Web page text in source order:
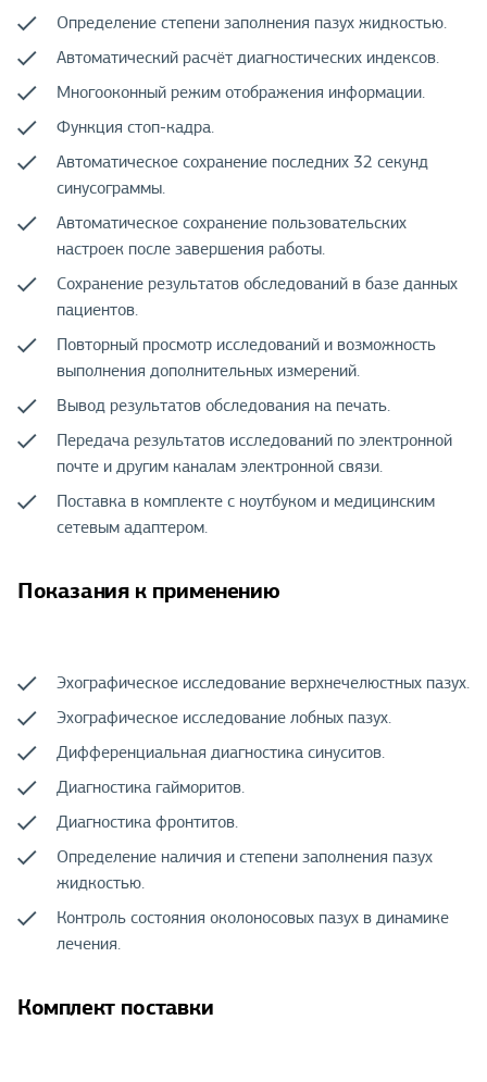
Определение степени заполнения пазух жидкостью.
Автоматический расчёт диагностических индексов.
Многооконный режим отображения информации.
Функция стоп-кадра.
Автоматическое сохранение последних 32 секунд
синусограммы.
Автоматическое сохранение пользовательских
настроек после завершения работы.
Сохранение результатов обследований в базе данных
пациентов.
Повторный просмотр исследований и возможность
выполнения дополнительных измерений.
Вывод результатов обследования на печать.
Передача результатов исследований по электронной
почте и другим каналам электронной связи.
Поставка в комплекте с ноутбуком и медицинским
сетевым адаптером.
Показания к применению
Эхографическое исследование верхнечелюстных пазух.
Эхографическое исследование лобных пазух.
Дифференциальная диагностика синуситов.
Диагностика гайморитов.
Диагностика фронтитов.
Определение наличия и степени заполнения пазух
жидкостью.
Контроль состояния околоносовых пазух в динамике
лечения.
Комплект поставки